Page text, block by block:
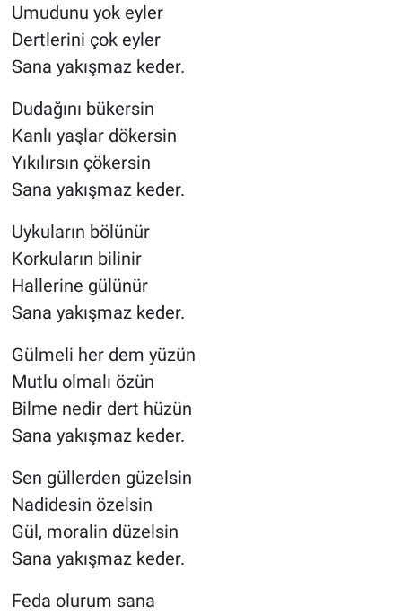
Umudunu yok eyler
Dertlerini çok eyler
Sana yakışmaz keder.
Dudağını bükersin
Kanlı yaşlar dökersin
Yıkılırsın çökersin
Sana yakışmaz keder.
Uykuların bölünür
Korkuların bilinir
Hallerine gülünür
Sana yakışmaz keder.
Gülmeli her dem yüzün
Mutlu olmalı özün
Bilme nedir dert hüzün
Sana yakışmaz keder.
Sen güllerden güzelsin
Nadidesin özelsin
Gül, moralin düzelsin
Sana yakışmaz keder.
Feda olurum sana